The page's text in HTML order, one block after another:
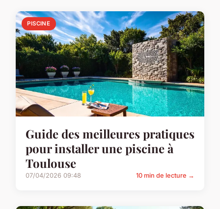
PISCINE
Guide des meilleures pratiques
pour installer une piscine à
Toulouse
07/04/2026 09:48 10 min de lecture →